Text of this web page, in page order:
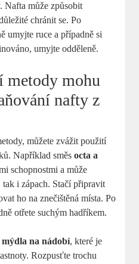
Nafta může způsobit
chránit se. Po
umyjte ruce a případně si
umyjte odděleně.
metody mohu
nafty z
můžete zvážit použití
Například směsocta a
schopnostmi a může
i zápach. Stačí připravit
ho na znečištěná místa. Po
otřete suchým hadříkem.
na nádobí, které je
Rozpusťte trochu